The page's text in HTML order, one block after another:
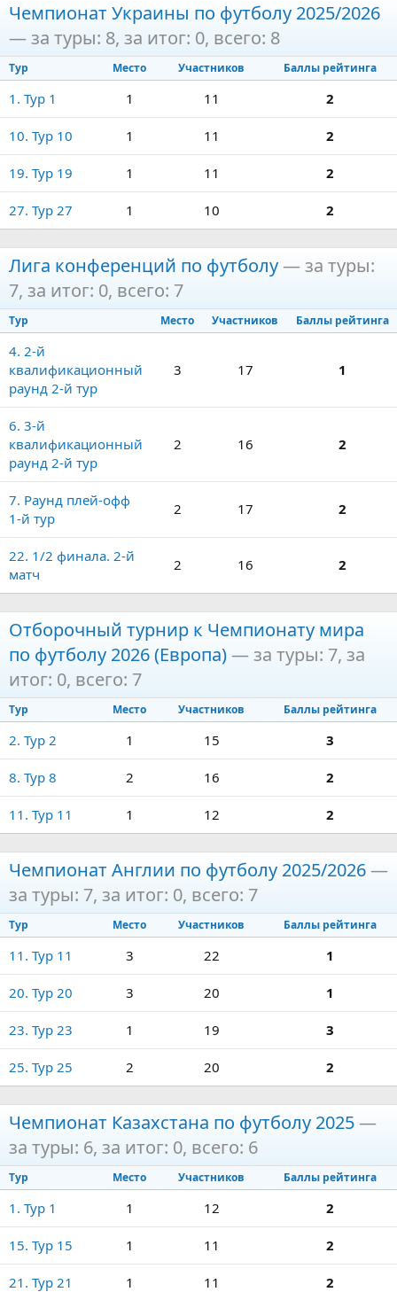
Чемпионат Украины по футболу 2025/2026
— за туры: 8, за итог: 0, всего: 8
Тур Место Участников Баллы рейтинга
1. Тур 1 1 11 2
10. Тур 10 1 11 2
19. Тур 19 1 11 2
27. Тур 27 1 10 2
Лига конференций по футболу— за туры:
7, за итог: 0, всего: 7
Тур Место Участников Баллы рейтинга
4. 2-й
квалификационный
раунд 2-й тур
3 17 1
6. 3-й
квалификационный
раунд 2-й тур
2 16 2
7. Раунд плей-офф
1-й тур
2 17 2
22. 1/2 финала. 2-й
матч
2 16 2
Отборочный турнир к Чемпионату мира
по футболу 2026 (Европа)— за туры: 7, за
итог: 0, всего: 7
Тур Место Участников Баллы рейтинга
2. Тур 2 1 15 3
8. Тур 8 2 16 2
11. Тур 11 1 12 2
Чемпионат Англии по футболу 2025/2026—
за туры: 7, за итог: 0, всего: 7
Тур Место Участников Баллы рейтинга
11. Тур 11 3 22 1
20. Тур 20 3 20 1
23. Тур 23 1 19 3
25. Тур 25 2 20 2
Чемпионат Казахстана по футболу 2025—
за туры: 6, за итог: 0, всего: 6
Тур Место Участников Баллы рейтинга
1. Тур 1 1 12 2
15. Тур 15 1 11 2
21. Тур 21 1 11 2